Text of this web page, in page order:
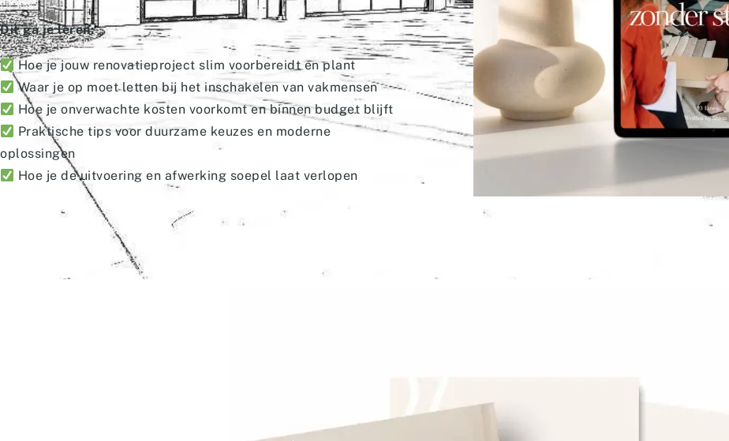
Dit ga je leren:
Hoe je jouw renovatieproject slim voorbereidt en plant
Waar je op moet letten bij het inschakelen van vakmensen
Hoe je onverwachte kosten voorkomt en binnen budget blijft
Praktische tips voor duurzame keuzes en moderne
oplossingen
Hoe je de uitvoering en afwerking soepel laat verlopen